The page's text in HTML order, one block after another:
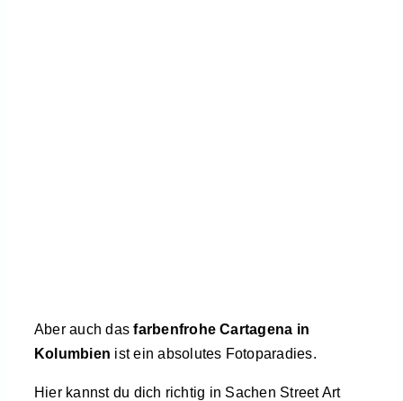
Aber auch dasfarbenfrohe Cartagena in
Kolumbien ist ein absolutes Fotoparadies.
Hier kannst du dich richtig in Sachen Street Art